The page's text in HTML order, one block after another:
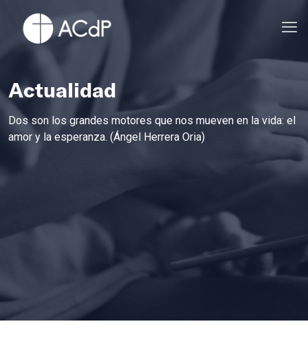
Actualidad
Dos son los grandes motores que nos mueven en la vida: el
amor y la esperanza. (Ángel Herrera Oria)